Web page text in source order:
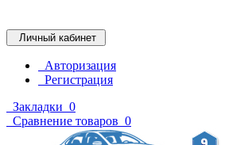
Личный кабинет
Авторизация
Регистрация
Закладки 0
Сравнение товаров 0